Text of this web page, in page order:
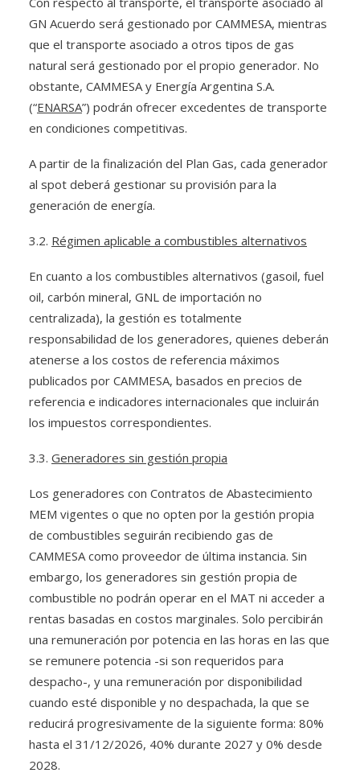
GN Acuerdo será gestionado por CAMMESA, mientras
que el transporte asociado a otros tipos de gas
natural será gestionado por el propio generador. No
obstante, CAMMESA y Energía Argentina S.A.
(“ENARSA”) podrán ofrecer excedentes de transporte
en condiciones competitivas.
A partir de la finalización del Plan Gas, cada generador
al spot deberá gestionar su provisión para la
generación de energía.
3.2. Régimen aplicable a combustibles alternativos
En cuanto a los combustibles alternativos (gasoil, fuel
oil, carbón mineral, GNL de importación no
centralizada), la gestión es totalmente
responsabilidad de los generadores, quienes deberán
atenerse a los costos de referencia máximos
publicados por CAMMESA, basados en precios de
referencia e indicadores internacionales que incluirán
los impuestos correspondientes.
3.3. Generadores sin gestión propia
Los generadores con Contratos de Abastecimiento
MEM vigentes o que no opten por la gestión propia
de combustibles seguirán recibiendo gas de
CAMMESA como proveedor de última instancia. Sin
embargo, los generadores sin gestión propia de
combustible no podrán operar en el MAT ni acceder a
rentas basadas en costos marginales. Solo percibirán
una remuneración por potencia en las horas en las que
se remunere potencia -si son requeridos para
despacho-, y una remuneración por disponibilidad
cuando esté disponible y no despachada, la que se
reducirá progresivamente de la siguiente forma: 80%
hasta el 31/12/2026, 40% durante 2027 y 0% desde
2028.